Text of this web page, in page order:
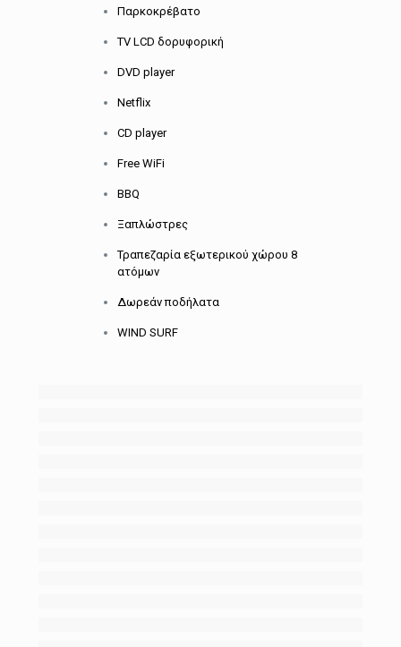
Παρκοκρέβατο
TV LCD δορυφορική
DVD player
Netflix
CD player
Free WiFi
BBQ
Ξαπλώστρες
Τραπεζαρία εξωτερικού χώρου 8
ατόμων
Δωρεάν ποδήλατα
WIND SURF